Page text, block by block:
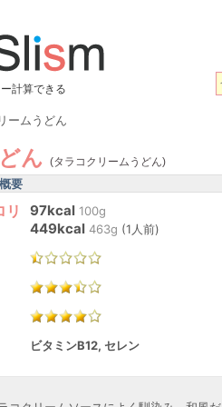
計算できる
ームうどん
ん (タラコクリームうどん)
要
リ
97kcal 100g
449kcal 463g (1人前)
ビタミンB12, セレン